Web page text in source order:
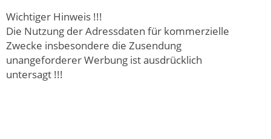
Wichtiger Hinweis !!!
Die Nutzung der Adressdaten für kommerzielle
Zwecke insbesondere die Zusendung
unangeforderer Werbung ist ausdrücklich
untersagt !!!